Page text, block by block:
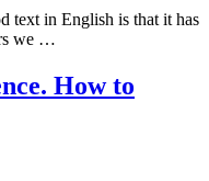
text in English is that it has
we …
How to